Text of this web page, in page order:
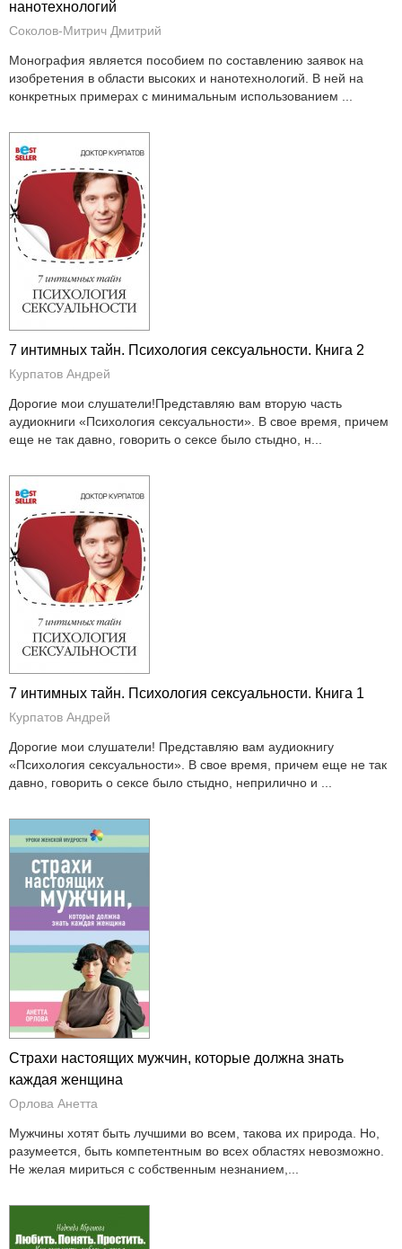
нанотехнологий
Соколов-Митрич Дмитрий
Монография является пособием по составлению заявок на
изобретения в области высоких и нанотехнологий. В ней на
конкретных примерах с минимальным использованием ...
7 интимных тайн. Психология сексуальности. Книга 2
Курпатов Андрей
Дорогие мои слушатели!Представляю вам вторую часть
аудиокниги «Психология сексуальности». В свое время, причем
еще не так давно, говорить о сексе было стыдно, н...
7 интимных тайн. Психология сексуальности. Книга 1
Курпатов Андрей
Дорогие мои слушатели! Представляю вам аудиокнигу
«Психология сексуальности». В свое время, причем еще не так
давно, говорить о сексе было стыдно, неприлично и ...
Страхи настоящих мужчин, которые должна знать
каждая женщина
Орлова Анетта
Мужчины хотят быть лучшими во всем, такова их природа. Но,
разумеется, быть компетентным во всех областях невозможно.
Не желая мириться с собственным незнанием,...